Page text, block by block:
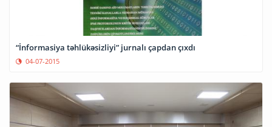
“İnformasiya təhlükəsizliyi” jurnalı çapdan çıxdı
04-07-2015